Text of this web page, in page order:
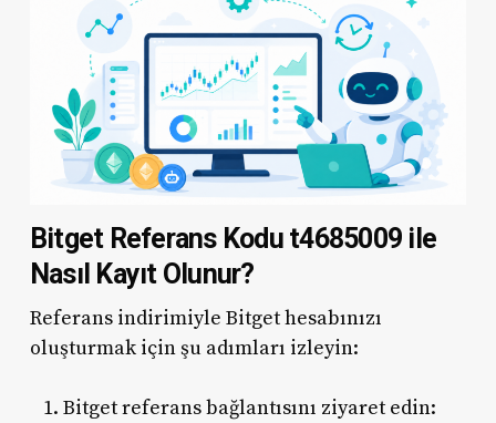
Bitget Referans Kodu t4685009 ile
Nasıl Kayıt Olunur?
Referans indirimiyle Bitget hesabınızı
oluşturmak için şu adımları izleyin:
Bitget referans bağlantısını ziyaret edin: